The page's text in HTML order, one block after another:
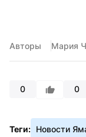
Авторы Мария
0 0
Теги: Новости